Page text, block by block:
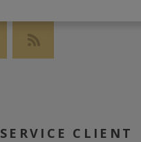
SERVICE CLIENT